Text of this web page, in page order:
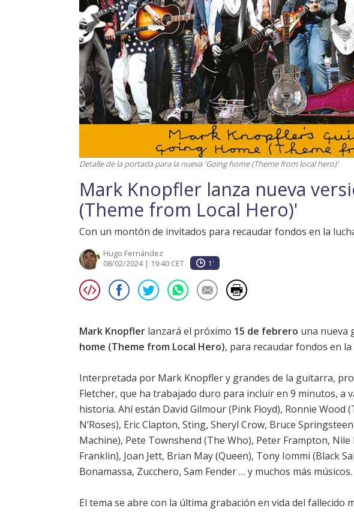
Detalle de la portada para la nueva 'Going home (Theme from local hero)'
Mark Knopfler lanza nueva
(Theme from Local Hero)'
Con un montón de invitados para recaudar fondos en la
Hugo Fernández
08/02/2024 | 19:40 CET
1'
Mark Knopfler lanzará el próximo 15 de febrero una nueva
home (Theme from Local Hero), para recaudar fondos en
Interpretada por Mark Knopfler y grandes de la guitarra,
Fletcher, que ha trabajado duro para incluir en 9 minutos, a
historia. Ahí están David Gilmour (Pink Floyd), Ronnie Wood
N’Roses), Eric Clapton, Sting, Sheryl Crow, Bruce
Machine), Pete Townshend (The Who), Peter Frampton,
Franklin), Joan Jett, Brian May (Queen), Tony Iommi (Black
Bonamassa, Zucchero, Sam Fender … y muchos más músicos.
El tema se abre con la última grabación en vida del fallecido